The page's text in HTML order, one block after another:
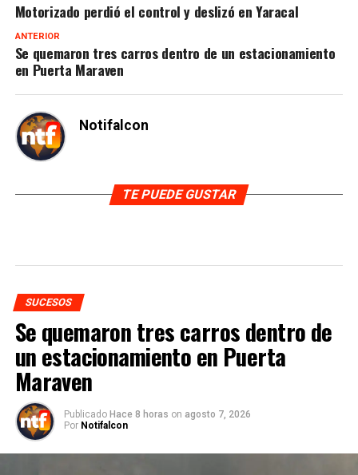
Motorizado perdió el control y deslizó en Yaracal
ANTERIOR
Se quemaron tres carros dentro de un estacionamiento
en Puerta Maraven
Notifalcon
TE PUEDE GUSTAR
SUCESOS
Se quemaron tres carros dentro de
un estacionamiento en Puerta
Maraven
Publicado Hace 8 horas on agosto 7, 2026
Por Notifalcon